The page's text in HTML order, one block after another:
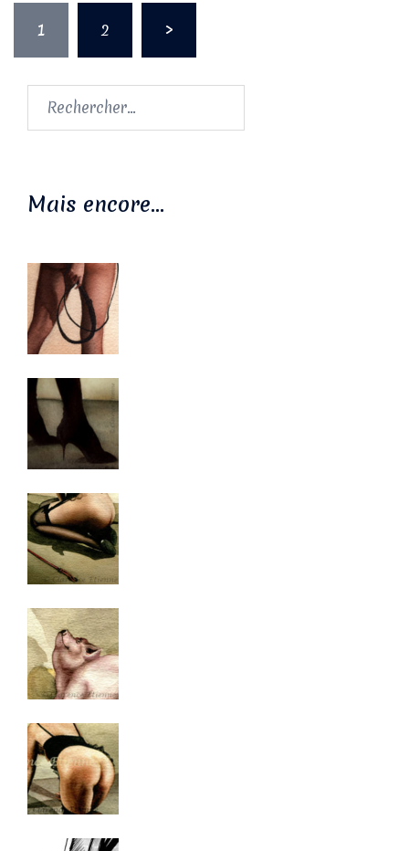
des
publications
1 2 >
Rechercher :
Mais encore…